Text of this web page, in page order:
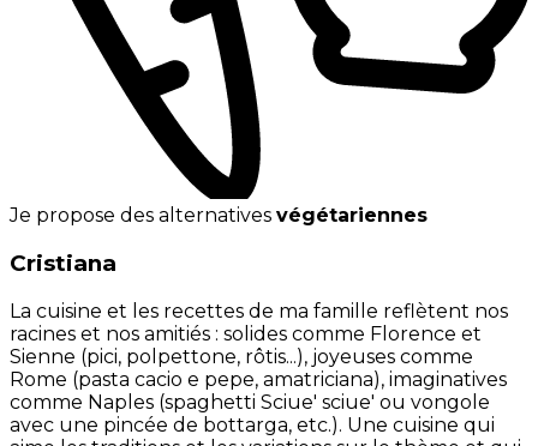
Je propose des alternatives végétariennes
Cristiana
La cuisine et les recettes de ma famille reflètent nos
racines et nos amitiés : solides comme Florence et
Sienne (pici, polpettone, rôtis...), joyeuses comme
Rome (pasta cacio e pepe, amatriciana), imaginatives
comme Naples (spaghetti Sciue' sciue' ou vongole
avec une pincée de bottarga, etc.). Une cuisine qui